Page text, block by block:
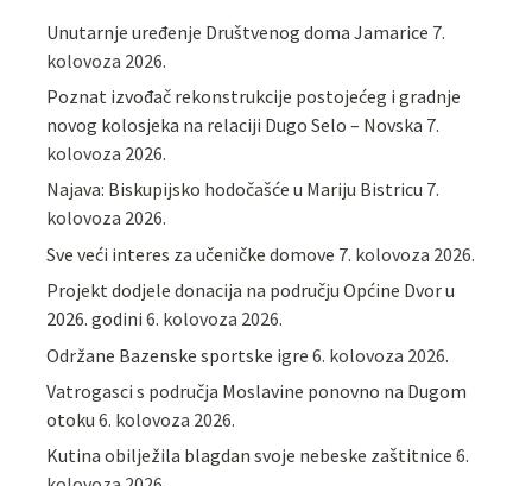
Unutarnje uređenje Društvenog doma Jamarice 7.
kolovoza 2026.
Poznat izvođač rekonstrukcije postojećeg i gradnje
novog kolosjeka na relaciji Dugo Selo – Novska 7.
kolovoza 2026.
Najava: Biskupijsko hodočašće u Mariju Bistricu 7.
kolovoza 2026.
Sve veći interes za učeničke domove 7. kolovoza 2026.
Projekt dodjele donacija na području Općine Dvor u
2026. godini 6. kolovoza 2026.
Održane Bazenske sportske igre 6. kolovoza 2026.
Vatrogasci s područja Moslavine ponovno na Dugom
otoku 6. kolovoza 2026.
Kutina obilježila blagdan svoje nebeske zaštitnice 6.